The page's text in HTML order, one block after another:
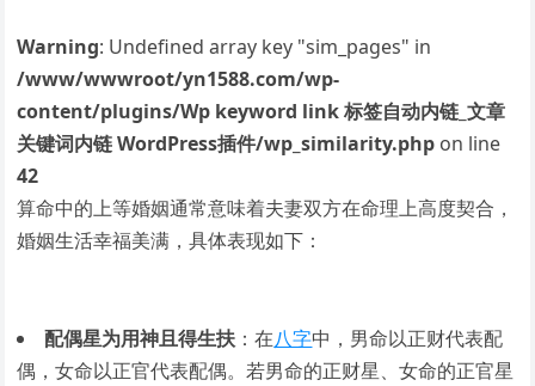
Warning: Undefined array key "sim_pages" in
/www/wwwroot/yn1588.com/wp-
content/plugins/Wp keyword link 标签自动内链_文章
关键词内链 WordPress插件/wp_similarity.php on line
42
算命中的上等婚姻通常意味着夫妻双方在命理上高度契合，
婚姻生活幸福美满，具体表现如下：
配偶星为用神且得生扶 ：在八字中，男命以正财代表配
偶，女命以正官代表配偶。若男命的正财星、女命的正官星